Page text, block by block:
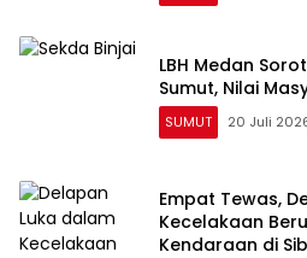
LBH Medan
Sumut, Nilai
SUMUT 20 Juli
Empat Tewas,
Kecelakaan
Kendaraan di